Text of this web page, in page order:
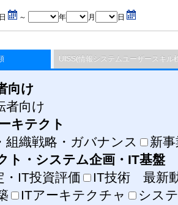
日 ～ 年 月 日
向け
者向け
キテクト
組織戦略・ガバナンス
新
ト・システム企画・IT基盤
・IT投資評価
IT技術 最新
ITアーキテクチャ
シス
UISS(情報システムユーザースキル